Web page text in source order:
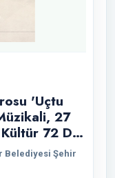
'Uçtu
27
72 DT
Belediyesi Şehir